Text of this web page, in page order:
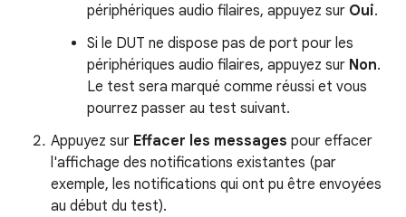
périphériques audio filaires, appuyez sur Oui.
Si le DUT ne dispose pas de port pour les
périphériques audio filaires, appuyez sur Non.
Le test sera marqué comme réussi et vous
pourrez passer au test suivant.
Appuyez sur Effacer les messages pour effacer
l'affichage des notifications existantes (par
exemple, les notifications qui ont pu être envoyées
au début du test).